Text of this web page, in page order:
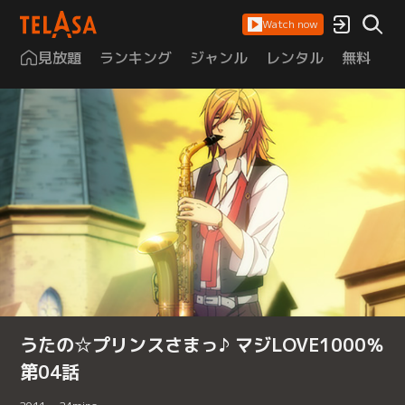
Watch now
見放題 ランキング ジャンル レンタル 無料
うたの☆プリンスさまっ♪ マジLOVE1000％
第04話